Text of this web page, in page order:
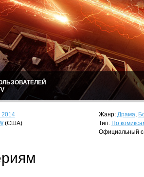
2014
(США)
Жанр: Драма,
Тип: По
Официальный